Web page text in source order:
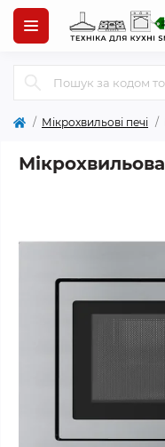
Мікрохвильові печі